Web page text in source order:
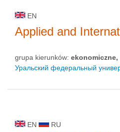
EN
Applied and
grupa kierunków:
Уральский федеральный
EN RU